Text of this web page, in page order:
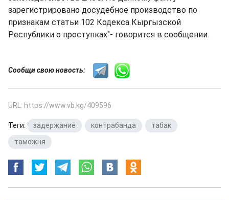
зарегистрировано досудебное производство по
признакам статьи 102 Кодекса Кыргызской
Республики о проступках"- говорится в сообщении.
Сообщи свою новость:
URL: https://www.vb.kg/409596
Теги: задержание контрабанда табак
таможня